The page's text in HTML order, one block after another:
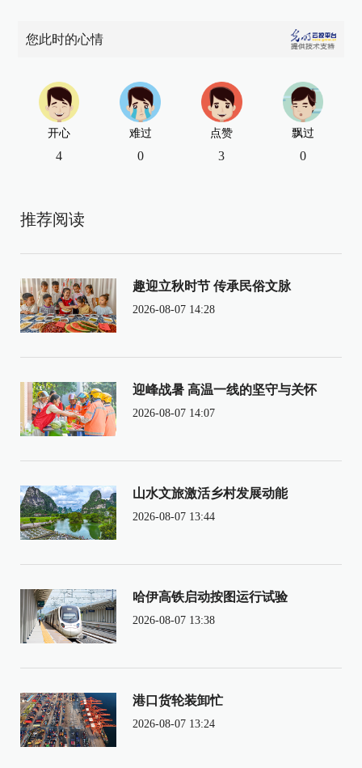
您此时的心情
开心
4
难过
0
点赞
3
飘过
0
推荐阅读
趣迎立秋时节 传承民俗文脉
2026-08-07 14:28
迎峰战暑 高温一线的坚守与关怀
2026-08-07 14:07
山水文旅激活乡村发展动能
2026-08-07 13:44
哈伊高铁启动按图运行试验
2026-08-07 13:38
港口货轮装卸忙
2026-08-07 13:24